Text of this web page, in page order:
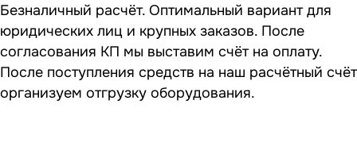
Безналичный расчёт. Оптимальный вариант для
юридических лиц и крупных заказов. После
согласования КП мы выставим счёт на оплату.
После поступления средств на наш расчётный счёт
организуем отгрузку оборудования.